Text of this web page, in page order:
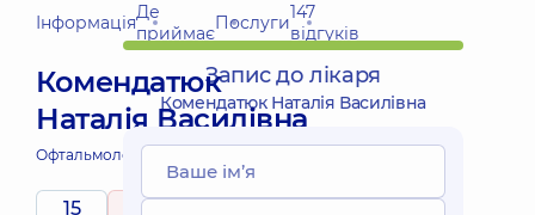
ІнформаціяДе
приймаєПослуги147
відгуків
Комендатюк
Наталія Василівна
Офтальмолог дитячий;
15
Запис до лікаря
Комендатюк Наталія Василівна